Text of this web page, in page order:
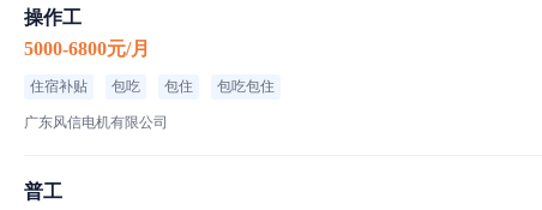
操作工
5000-6800元/月
住宿补贴 包吃 包住 包吃包住
广东风信电机有限公司
普工